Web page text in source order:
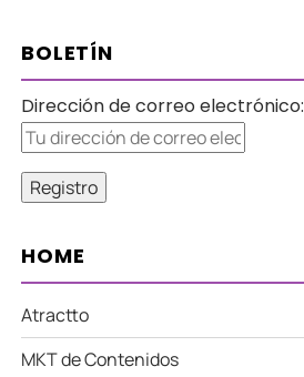
BOLETÍN
Dirección de correo electrónico:
HOME
Atractto
MKT de Contenidos